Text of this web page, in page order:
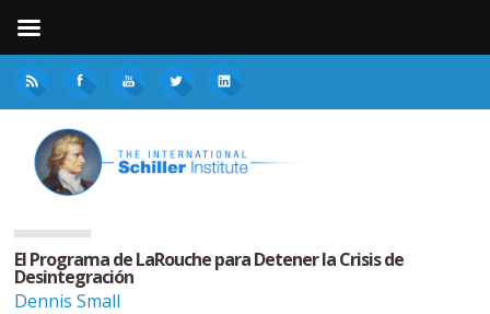
El Programa de LaRouche para Detener la Crisis de
Desintegración
Dennis Small